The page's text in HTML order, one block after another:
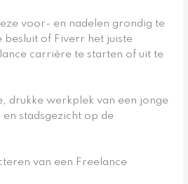
voor- en nadelen grondig te
of Fiverr het juiste
carrière te starten of uit te
van een Freelance